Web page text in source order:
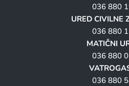
036 880
URED CIVILNE
036 880
MATIČNI
036 880
036 880